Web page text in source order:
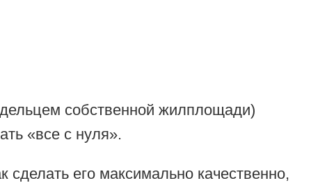
собственной жилплощади)
«все с нуля».
его максимально качественно,